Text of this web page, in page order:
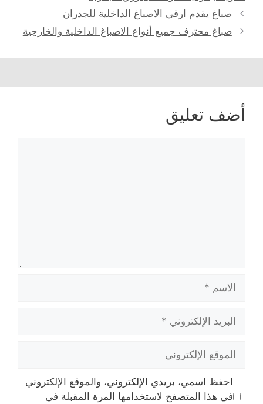
صباغ يقدم ارقى الاصباغ الداخلية للجدران
صباغ محترف جميع أنواع الاصباغ الداخلية والخارجية
أضف تعليق
الاسم
البريد
الإلكتروني
الموقع
الإلكتروني
احفظ اسمي، بريدي الإلكتروني، والموقع الإلكتروني
في هذا المتصفح لاستخدامها المرة المقبلة في